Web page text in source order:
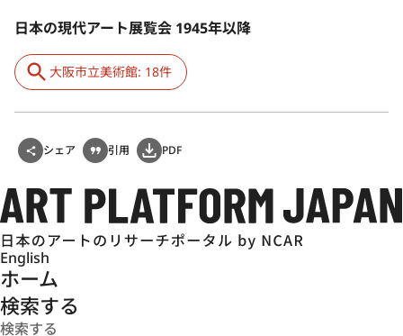
日本の現代アート展覧会 1945年以降
大阪市立美術館: 18件
シェア 引用 PDF
English
ホーム
検索する